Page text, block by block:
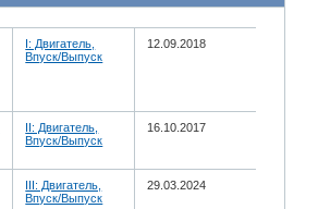
I: Двигатель,
Впуск/Выпуск
12.09.2018
II: Двигатель,
Впуск/Выпуск
16.10.2017
III: Двигатель,
Впуск/Выпуск
29.03.2024